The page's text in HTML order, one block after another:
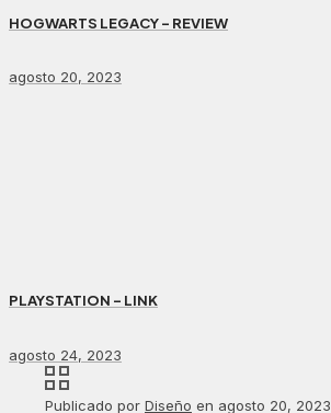
HOGWARTS LEGACY – REVIEW
agosto 20, 2023
PLAYSTATION – LINK
agosto 24, 2023
Publicado por Diseño en agosto 20, 2023